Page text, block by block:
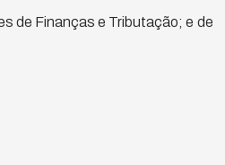
de Finanças e Tributação; e de